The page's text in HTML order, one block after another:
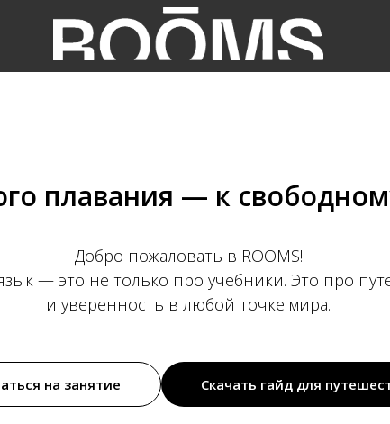
плавания — к
Добро пожаловать в ROOMS!
— это не только про учебники. Это про
и уверенность в любой точке мира.
на занятие Скачать гайд для